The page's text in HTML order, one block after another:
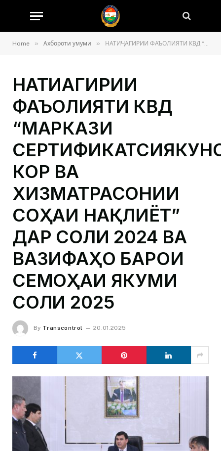
Home » Ахбороти умуми » НАТИҶАГИРИИ ФАЪОЛИЯТИ КВД “МАРКАЗИ СЕРТИФИКАТСИЯКУНОНИИ КОР ВА ХИЗМАТРАСОНИИ СОҲАИ НАҚЛИЁТ” ДАР СОЛИ 2024 ВА ВАЗИФАҲО БАРОИ СЕМОҲАИ ЯКУМИ СОЛИ 2025
НАТИҶАГИРИИ
ФАЪОЛИЯТИ КВД
“МАРКАЗИ
КОР ВА
ХИЗМАТРАСОНИИ
СОҲАИ НАҚЛИЁТ”
ДАР СОЛИ 2024 ВА
ВАЗИФАҲО БАРОИ
СЕМОҲАИ ЯКУМИ
СОЛИ 2025
By Transcontrol 20.01.2025